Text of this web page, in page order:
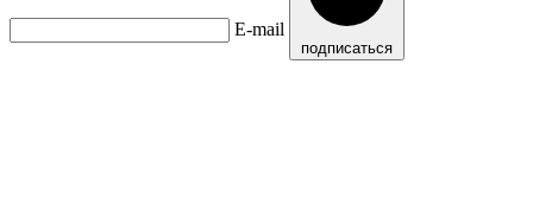
E-mail
подписаться